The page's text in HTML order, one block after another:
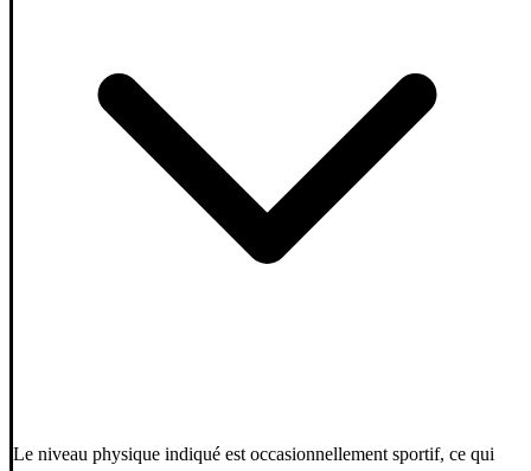
Le niveau physique indiqué est occasionnellement sportif, ce qui